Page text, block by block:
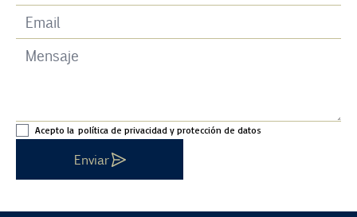
Acepto la política de privacidad y protección de datos
Enviar